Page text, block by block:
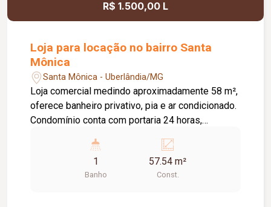
R$ 1.500,00 L
Loja para locação no bairro Santa
Mônica
Santa Mônica - Uberlândia/MG
Loja comercial medindo aproximadamente 58 m²,
oferece banheiro privativo, pia e ar condicionado.
Condomínio conta com portaria 24 horas,
1
Banho
57.54 m²
Const.